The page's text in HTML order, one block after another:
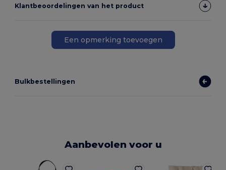
Klantbeoordelingen van het product
Een opmerking toevoegen
Bulkbestellingen
Aanbevolen voor u